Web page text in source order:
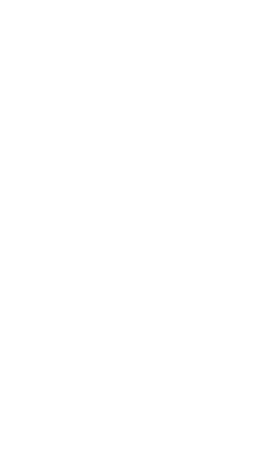
Gern vereinbaren wir mit Ihnen einen